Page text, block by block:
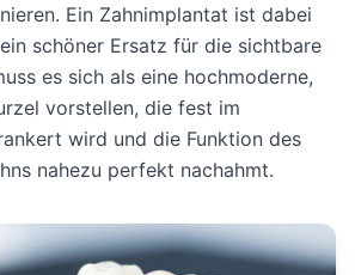
Ein Zahnimplantat ist dabei
schöner Ersatz für die sichtbare
es sich als eine hochmoderne,
vorstellen, die fest im
wird und die Funktion des
nahezu perfekt nachahmt.